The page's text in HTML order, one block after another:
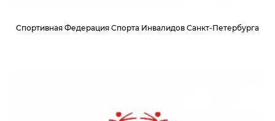
Спортивная Федерация Спорта Инвалидов Санкт-Петербурга